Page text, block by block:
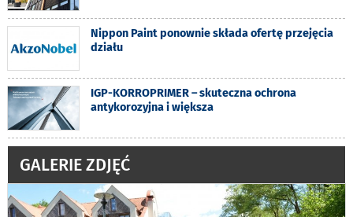
Nippon Paint ponownie składa ofertę przejęcia
działu
IGP-KORROPRIMER – skuteczna ochrona
antykorozyjna i większa
GALERIE ZDJĘĆ